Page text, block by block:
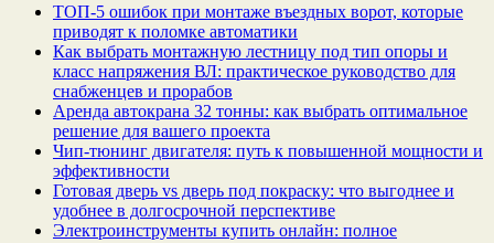
ТОП-5 ошибок при монтаже въездных ворот, которые
приводят к поломке автоматики
Как выбрать монтажную лестницу под тип опоры и
класс напряжения ВЛ: практическое руководство для
снабженцев и прорабов
Аренда автокрана 32 тонны: как выбрать оптимальное
решение для вашего проекта
Чип‑тюнинг двигателя: путь к повышенной мощности и
эффективности
Готовая дверь vs дверь под покраску: что выгоднее и
удобнее в долгосрочной перспективе
Электроинструменты купить онлайн: полное